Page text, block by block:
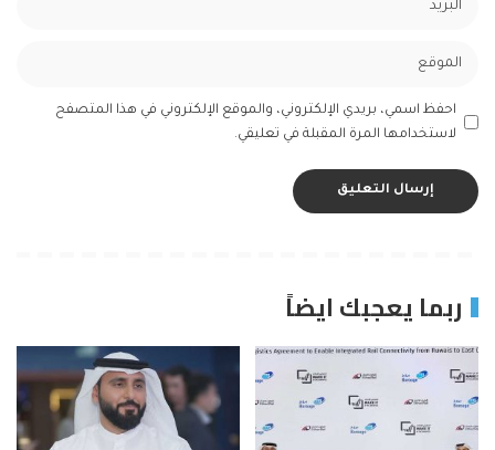
احفظ اسمي، بريدي الإلكتروني، والموقع الإلكتروني في هذا المتصفح
لاستخدامها المرة المقبلة في تعليقي.
ربما يعجبك ايضاً